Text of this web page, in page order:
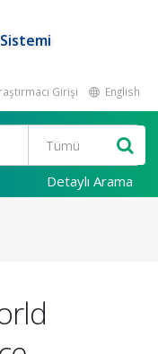
Girişi English
Detaylı Arama